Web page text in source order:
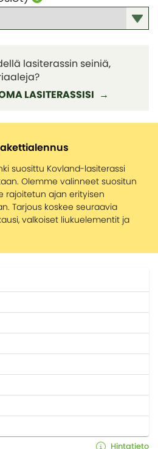
antoi mökille uutta
kuvankaunis
perustus itse
varten
antoi mökille uutta
kasvihuone ovat fiksu
lasiterassin seiniä,
LASITERASSISI
suosittu Kovland-lasiterassi
Olemme valinneet suositun
rajoitetun ajan erityisen
Tarjous koskee seuraavia
valkoiset liukuelementit ja